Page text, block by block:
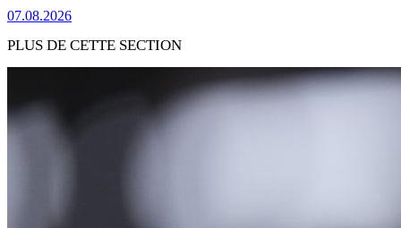
07.08.2026
PLUS DE CETTE SECTION